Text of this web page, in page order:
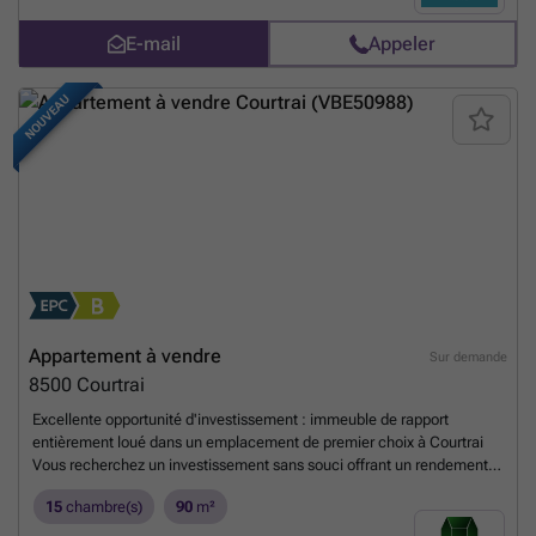
E-mail Appeler
NOUVEAU
Sur demande
Appartement à vendre
8500 Courtrai
Excellente opportunité d'investissement : immeuble de rapport
entièrement loué dans un emplacement de premier choix à Courtrai
Vous recherchez un investissement sans souci offrant un rendement
situé à Courtrai, constitue une opportunité unique. Construit vers
15 chambre(s) 90 m²